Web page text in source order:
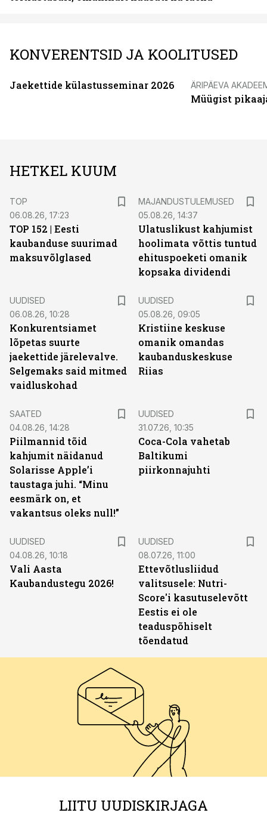
KONVERENTSID JA KOOLITUSED
Jaekettide külastusseminar 2026 ÄRIPÄEVA
Müügist
HETKEL KUUM
TOP
06.08.26, 17:23
TOP 152 | Eesti
kaubanduse suurimad
maksuvõlglased
MAJANDUSTULEMUSED
05.08.26, 14:37
Ulatuslikust kahjumist
hoolimata võttis tuntud
ehituspoeketi omanik
kopsaka dividendi
UUDISED
06.08.26, 10:28
Konkurentsiamet
lõpetas suurte
jaekettide järelevalve.
Selgemaks said mitmed
vaidluskohad
UUDISED
05.08.26, 09:05
Kristiine keskuse
omanik omandas
kaubanduskeskuse
Riias
SAATED
04.08.26, 14:28
Piilmannid tõid
kahjumit näidanud
Solarisse Apple’i
taustaga juhi. “Minu
eesmärk on, et
vakantsus oleks null!”
UUDISED
31.07.26, 10:35
Coca-Cola vahetab
Baltikumi
piirkonnajuhti
UUDISED
04.08.26, 10:18
Vali Aasta
Kaubandustegu 2026!
UUDISED
08.07.26, 11:00
Ettevõtlusliidud
valitsusele: Nutri-
Score'i kasutuselevõtt
Eestis ei ole
teaduspõhiselt
tõendatud
LIITU UUDISKIRJAGA